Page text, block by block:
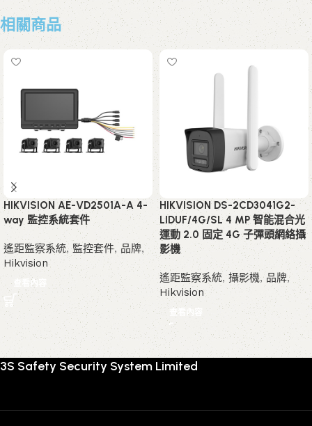
相關商品
HIKVISION AE-VD2501A-A 4-
way 監控系統套件
遙距監察系統,監控套件, 品牌,
Hikvision
查看內容
HIKVISION DS-2CD3041G2-
LIDUF/4G/SL 4 MP 智能混合光
運動 2.0 固定 4G 子彈頭網絡攝
影機
遙距監察系統, 攝影機, 品牌,
Hikvision
查看內容
3S Safety Security System Limited